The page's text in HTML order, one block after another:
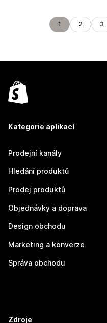
1 2 3
Kategorie aplikací
Prodejní kanály
Hledání produktů
Prodej produktů
Objednávky a doprava
Design obchodu
Marketing a konverze
Správa obchodu
Zdroje